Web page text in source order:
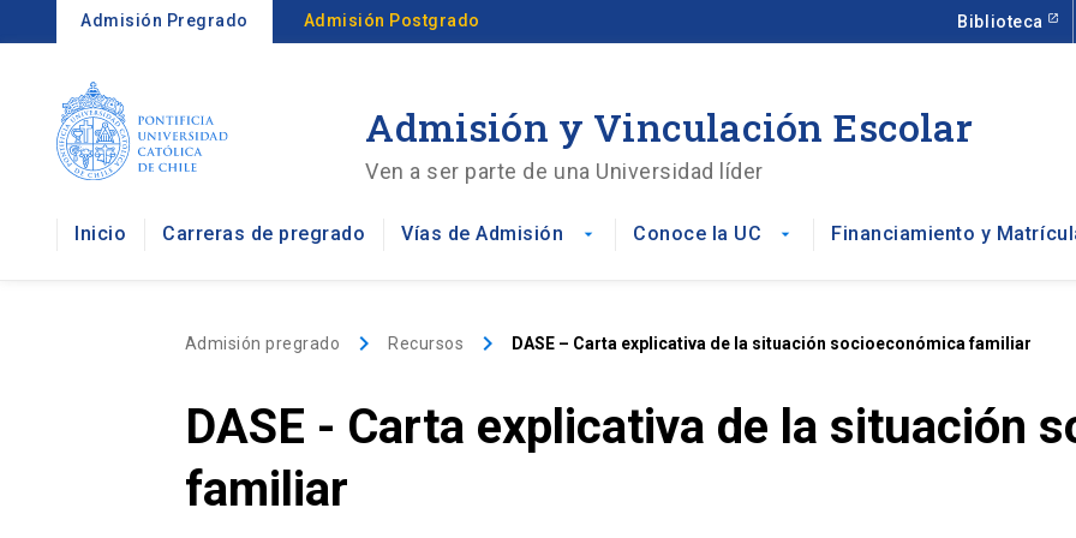
Admisión Pregrado Admisión Postgrado Biblioteca
Admisión y Vinculación Escolar
Ven a ser parte de una Universidad líder
Inicio Carreras de pregrado Vías de Admisión arrow_drop_down Conoce la UC arrow_drop_down Financiamiento y
Admisión pregrado keyboard_arrow_right Recursos keyboard_arrow_right DASE – Carta explicativa de la situación socioeconómica familiar
DASE - Carta explicativa de la situación
familiar